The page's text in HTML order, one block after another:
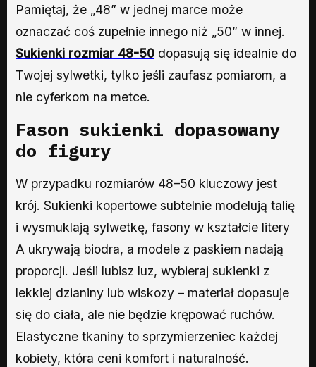
Pamiętaj, że „48” w jednej marce może
oznaczać coś zupełnie innego niż „50” w innej.
Sukienki rozmiar 48-50 dopasują się idealnie do
Twojej sylwetki, tylko jeśli zaufasz pomiarom, a
nie cyferkom na metce.
Fason sukienki dopasowany
do figury
W przypadku rozmiarów 48–50 kluczowy jest
krój. Sukienki kopertowe subtelnie modelują talię
i wysmuklają sylwetkę, fasony w kształcie litery
A ukrywają biodra, a modele z paskiem nadają
proporcji. Jeśli lubisz luz, wybieraj sukienki z
lekkiej dzianiny lub wiskozy – materiał dopasuje
się do ciała, ale nie będzie krępować ruchów.
Elastyczne tkaniny to sprzymierzeniec każdej
kobiety, która ceni komfort i naturalność.